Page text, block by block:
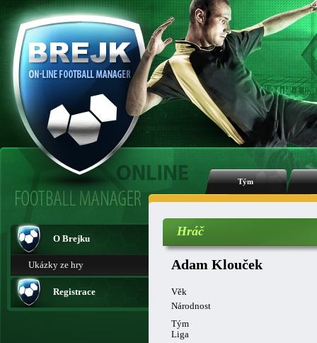
Tým
O Brejku
Ukázky ze hry
Registrace
Hráč
Adam Klouček
Věk
Národnost
Tým
Liga